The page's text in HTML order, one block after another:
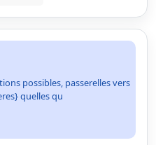
possibles, passerelles vers
quelles qu